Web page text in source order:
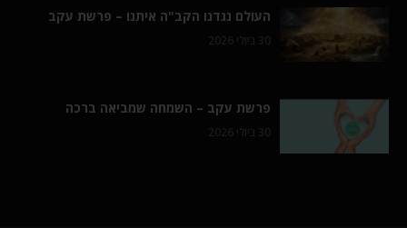
העולם נגדנו הקב"ה איתנו – פרשת עקב
30 ביולי 2026
פרשת עקב – השמחה שמביאה ברכה
30 ביולי 2026